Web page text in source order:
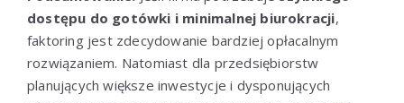
dostępu do gotówki i minimalnej biurokracji,
faktoring jest zdecydowanie bardziej opłacalnym
rozwiązaniem. Natomiast dla przedsiębiorstw
planujących większe inwestycje i dysponujących